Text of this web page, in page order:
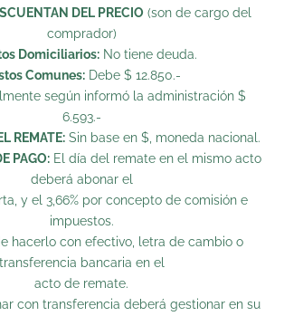
DEL PRECIO(son de cargo del
comprador)
Domiciliarios: No tiene deuda.
Comunes: Debe $ 12.850.-
según informó la administración $
6.593.-
REMATE:Sin base en $, moneda nacional.
PAGO: El día del remate en el mismo acto
deberá abonar el
y el 3,66% por concepto de comisión e
impuestos.
hacerlo con efectivo, letra de cambio o
transferencia bancaria en el
acto de remate.
con transferencia deberá gestionar en su